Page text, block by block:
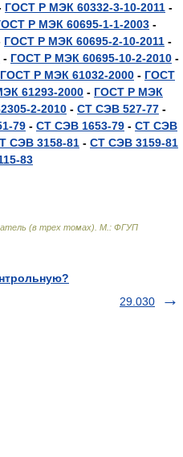
ГОСТ Р МЭК 60332-3-10-2011 -
Р МЭК 60695-1-1-2003 -
ГОСТ Р МЭК 60695-2-10-2011 -
- ГОСТ Р МЭК 60695-10-2-2010 -
ГОСТ Р МЭК 61032-2000 - ГОСТ
61293-2000 - ГОСТ Р МЭК
2-2010 - СТ СЭВ 527-77 -
79 - СТ СЭВ 1653-79 - СТ СЭВ
СЭВ 3158-81 - СТ СЭВ 3159-81
83
(в трех томах). М.: ФГУП
29.030